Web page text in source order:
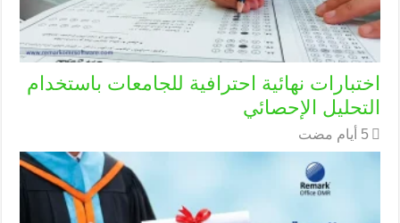
اختبارات نهائية احترافية للجامعات باستخدام
التحليل الإحصائي